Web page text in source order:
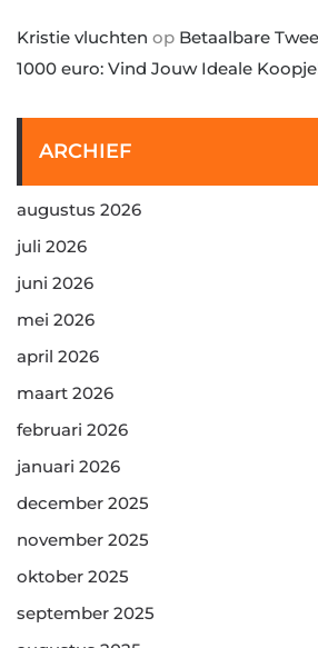
Kristie vluchten op Betaalbare
1000 euro: Vind Jouw Ideale
ARCHIEF
augustus 2026
juli 2026
juni 2026
mei 2026
april 2026
maart 2026
februari 2026
januari 2026
december 2025
november 2025
oktober 2025
september 2025